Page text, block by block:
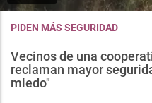
PIDEN MÁS SEGURIDAD
Vecinos de una
reclaman mayor
miedo"